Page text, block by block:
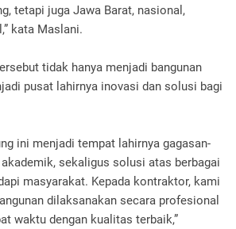
tetapi juga Jawa Barat, nasional,
kata Maslani.
tidak hanya menjadi bangunan
pusat lahirnya inovasi dan solusi bagi
ini menjadi tempat lahirnya gagasan-
sekaligus solusi atas berbagai
masyarakat. Kepada kontraktor, kami
dilaksanakan secara profesional
waktu dengan kualitas terbaik,”